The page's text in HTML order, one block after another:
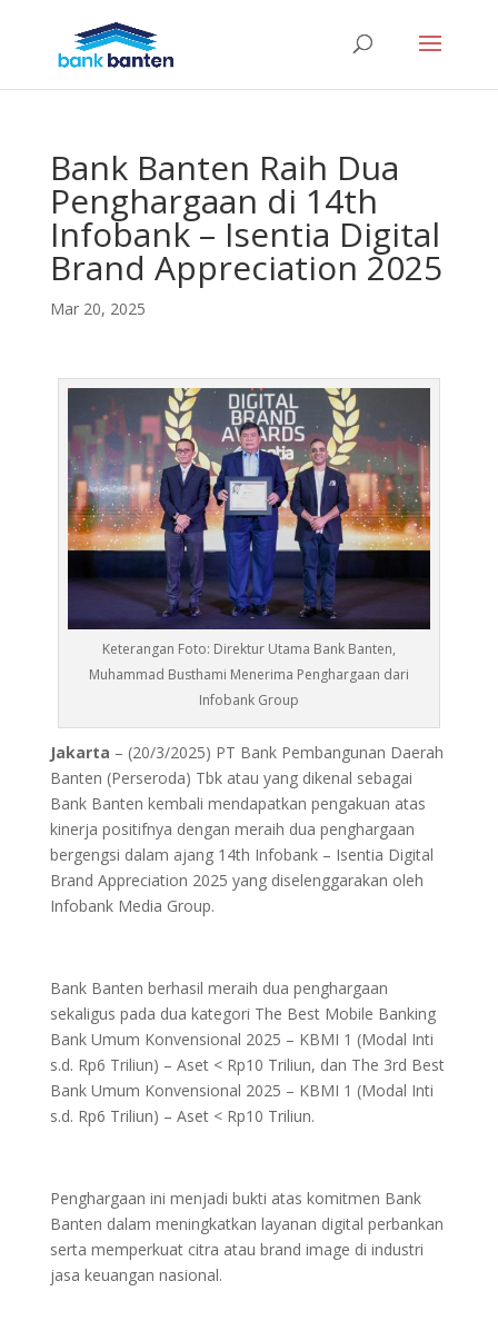
Bank Banten Raih Dua
Penghargaan di 14th
Infobank – Isentia Digital
Brand Appreciation 2025
Mar 20, 2025
Keterangan Foto: Direktur Utama Bank Banten,
Muhammad Busthami Menerima Penghargaan dari
Infobank Group
Jakarta – (20/3/2025) PT Bank Pembangunan Daerah
Banten (Perseroda) Tbk atau yang dikenal sebagai
Bank Banten kembali mendapatkan pengakuan atas
kinerja positifnya dengan meraih dua penghargaan
bergengsi dalam ajang 14th Infobank – Isentia Digital
Brand Appreciation 2025 yang diselenggarakan oleh
Infobank Media Group.
Bank Banten berhasil meraih dua penghargaan
sekaligus pada dua kategori The Best Mobile Banking
Bank Umum Konvensional 2025 – KBMI 1 (Modal Inti
s.d. Rp6 Triliun) – Aset < Rp10 Triliun, dan The 3rd Best
Bank Umum Konvensional 2025 – KBMI 1 (Modal Inti
s.d. Rp6 Triliun) – Aset < Rp10 Triliun.
Penghargaan ini menjadi bukti atas komitmen Bank
Banten dalam meningkatkan layanan digital perbankan
serta memperkuat citra atau brand image di industri
jasa keuangan nasional.